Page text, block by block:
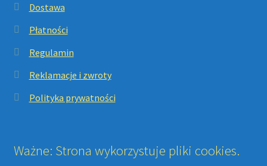
Dostawa
Płatności
Regulamin
Reklamacje i zwroty
Polityka prywatności
Ważne: Strona wykorzystuje pliki cookies.